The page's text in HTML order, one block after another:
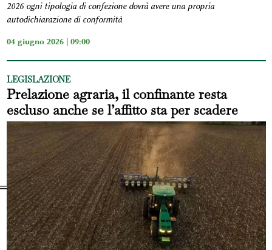
2026 ogni tipologia di confezione dovrà avere una propria
autodichiarazione di conformità
04 giugno 2026 | 09:00
LEGISLAZIONE
Prelazione agraria, il confinante resta
escluso anche se l’affitto sta per scadere